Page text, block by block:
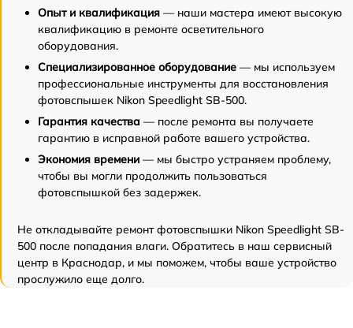
Опыт и квалификация — наши мастера имеют высокую
квалификацию в ремонте осветительного
оборудования.
Специализированное оборудование — мы используем
профессиональные инструменты для восстановления
фотовспышек Nikon Speedlight SB-500.
Гарантия качества — после ремонта вы получаете
гарантию в исправной работе вашего устройства.
Экономия времени — мы быстро устраняем проблему,
чтобы вы могли продолжить пользоваться
фотовспышкой без задержек.
Не откладывайте ремонт фотовспышки Nikon Speedlight SB-
500 после попадания влаги. Обратитесь в наш сервисный
центр в Краснодар, и мы поможем, чтобы ваше устройство
прослужило еще долго.